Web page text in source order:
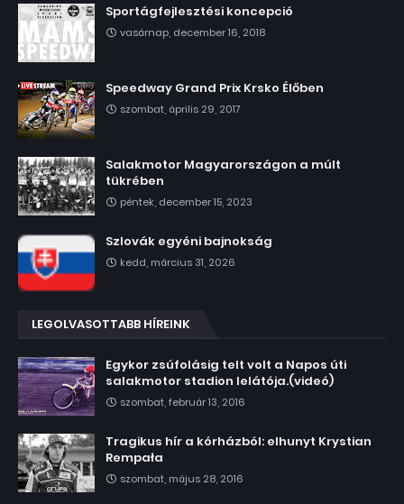
Sportágfejlesztési koncepció
vasárnap, december 16, 2018
Speedway Grand Prix Krsko Élőben
szombat, április 29, 2017
Salakmotor Magyarországon a múlt
tükrében
péntek, december 15, 2023
Szlovák egyéni bajnokság
kedd, március 31, 2026
LEGOLVASOTTABB HÍREINK
Egykor zsúfolásig telt volt a Napos úti
salakmotor stadion lelátója.(videó)
szombat, február 13, 2016
Tragikus hír a kórházból: elhunyt Krystian
Rempała
szombat, május 28, 2016